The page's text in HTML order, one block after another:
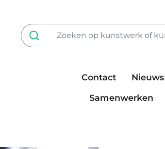
Contact Nieuws
Samenwerken